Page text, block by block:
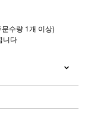
수량 1개 이상)
니다